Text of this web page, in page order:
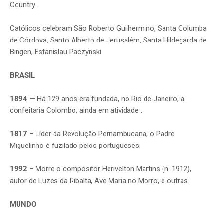
Country.
Católicos celebram São Roberto Guilhermino, Santa Columba
de Córdova, Santo Alberto de Jerusalém, Santa Hildegarda de
Bingen, Estanislau Paczynski
BRASIL
1894 — Há 129 anos era fundada, no Rio de Janeiro, a
confeitaria Colombo, ainda em atividade .
1817 – Líder da Revolução Pernambucana, o Padre
Miguelinho é fuzilado pelos portugueses.
1992 – Morre o compositor Herivelton Martins (n. 1912),
autor de Luzes da Ribalta, Ave Maria no Morro, e outras.
MUNDO